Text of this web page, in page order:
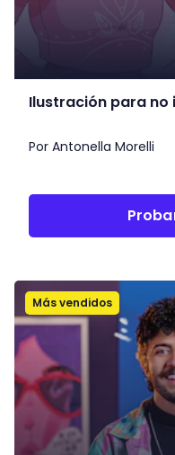
Ilustración para
Por Antonella Morelli
Más vendidos